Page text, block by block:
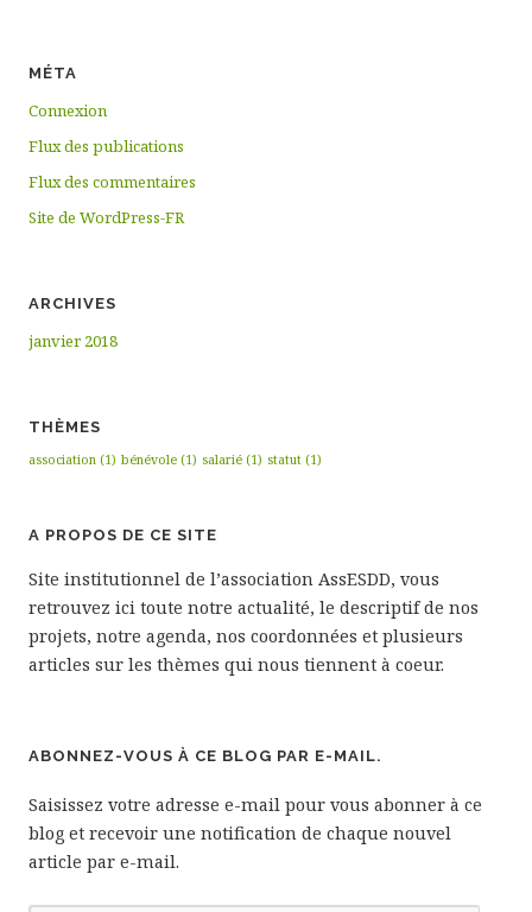
MÉTA
Connexion
Flux des publications
Flux des commentaires
Site de WordPress-FR
ARCHIVES
janvier 2018
THÈMES
association (1) bénévole (1) salarié (1) statut (1)
A PROPOS DE CE SITE
Site institutionnel de l’association AssESDD, vous
retrouvez ici toute notre actualité, le descriptif de nos
projets, notre agenda, nos coordonnées et plusieurs
articles sur les thèmes qui nous tiennent à coeur.
ABONNEZ-VOUS À CE BLOG PAR E-MAIL.
Saisissez votre adresse e-mail pour vous abonner à ce
blog et recevoir une notification de chaque nouvel
article par e-mail.